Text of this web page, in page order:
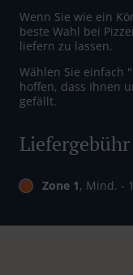
Wenn Sie wie ein
beste Wahl bei
liefern zu lassen.
Wählen Sie einfach
hoffen, dass Ihnen
gefällt.
Liefergebühr
Zone 1, Mind. -